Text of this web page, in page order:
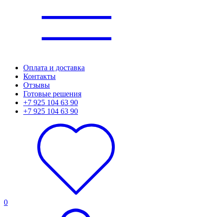
Оплата и доставка
Контакты
Отзывы
Готовые решения
+7 925 104 63 90
+7 925 104 63 90
0